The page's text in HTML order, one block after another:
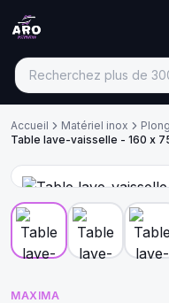
Accueil Matériel inox
Table lave-vaisselle - 160 x
MAXIMA